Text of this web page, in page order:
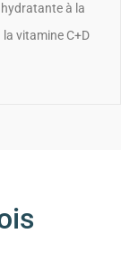
à la
vitamine C+D